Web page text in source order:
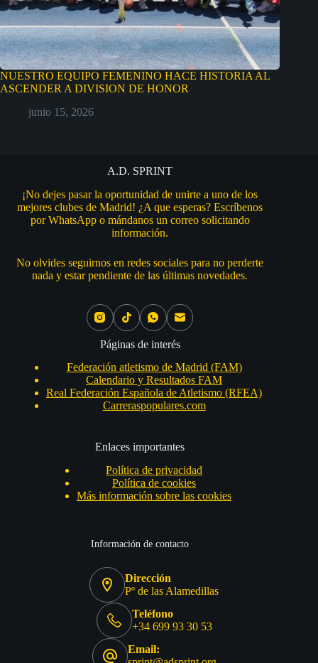
NUESTRO EQUIPO FEMENINO HACE HISTORIA AL
ASCENDER A DIVISION DE HONOR
junio 15, 2026
A.D. SPRINT
¡No dejes pasar la oportunidad de unirte a uno de los
mejores clubes de Madrid! ¿A que esperas? Escríbenos
por WhatsApp o mándanos un correo solicitando
información.
No olvides seguirnos en redes sociales para no perderte
nada y estar pendiente de las últimas novedades.
Páginas de interés
Federación atletismo de Madrid (FAM)
Calendario y Resultados FAM
Real Federación Española de Atletismo (RFEA)
Carreraspopulares.com
Enlaces importantes
Política de privacidad
Política de cookies
Más información sobre las cookies
Información de contacto
Dirección
Pº de las Alamedillas
Teléfono
+34 699 93 30 53
Email: